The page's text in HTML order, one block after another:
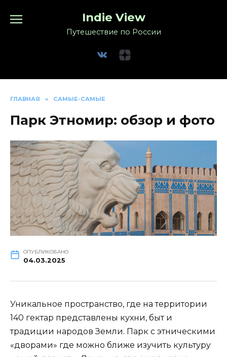
Indie View
Путешествие по России
ГЛАВНАЯ » САМЫЕ-САМЫЕ
Парк Этномир: обзор и фото
ОПУБЛИКОВАНО
04.03.2025
Уникальное пространство, где на территории
140 гектар представлены кухни, быт и
традиции народов Земли. Парк с этническими
«дворами» где можно ближе изучить культуру